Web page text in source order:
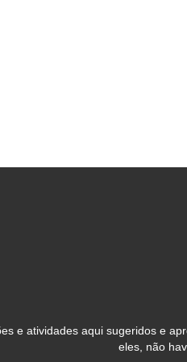
e atividades aqui sugeridos e
eles, não